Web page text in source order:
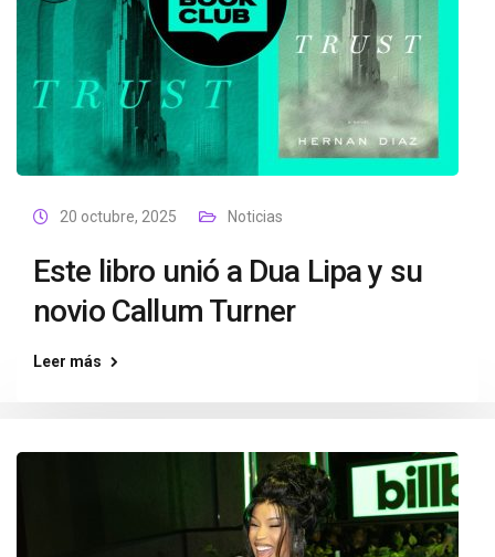
20 octubre, 2025 Noticias
Este libro unió a Dua Lipa y su
novio Callum Turner
Leer más